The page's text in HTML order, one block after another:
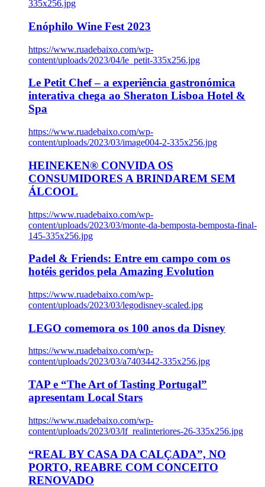
335x256.jpg
Enóphilo Wine Fest 2023
https://www.ruadebaixo.com/wp-
content/uploads/2023/04/le_petit-335x256.jpg
Le Petit Chef – a experiência gastronómica
interativa chega ao Sheraton Lisboa Hotel &
Spa
https://www.ruadebaixo.com/wp-
content/uploads/2023/03/image004-2-335x256.jpg
HEINEKEN® CONVIDA OS
CONSUMIDORES A BRINDAREM SEM
ÁLCOOL
https://www.ruadebaixo.com/wp-
content/uploads/2023/03/monte-da-bemposta-bemposta-final-
145-335x256.jpg
Padel & Friends: Entre em campo com os
hotéis geridos pela Amazing Evolution
https://www.ruadebaixo.com/wp-
content/uploads/2023/03/legodisney-scaled.jpg
LEGO comemora os 100 anos da Disney
https://www.ruadebaixo.com/wp-
content/uploads/2023/03/a7403442-335x256.jpg
TAP e “The Art of Tasting Portugal”
apresentam Local Stars
https://www.ruadebaixo.com/wp-
content/uploads/2023/03/lf_realinteriores-26-335x256.jpg
“REAL BY CASA DA CALÇADA”, NO
PORTO, REABRE COM CONCEITO
RENOVADO